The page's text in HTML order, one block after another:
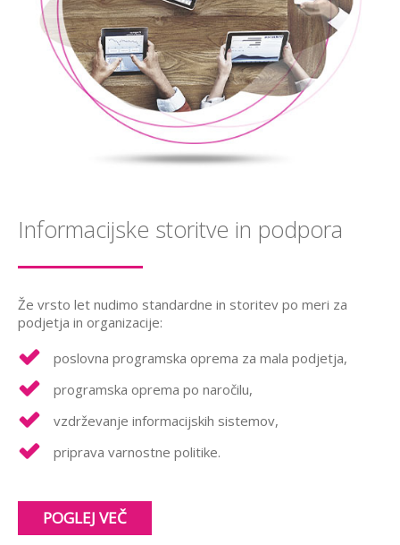
Informacijske storitve in podpora
Že vrsto let nudimo standardne in storitev po meri za
podjetja in organizacije:
poslovna programska oprema za mala podjetja,
programska oprema po naročilu,
vzdrževanje informacijskih sistemov,
priprava varnostne politike.
POGLEJ VEČ